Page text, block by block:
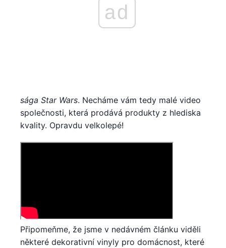
ad
sága Star Wars. Necháme vám tedy malé video
společnosti, která prodává produkty z hlediska
kvality. Opravdu velkolepé!
Připomeňme, že jsme v nedávném článku viděli
některé dekorativní vinyly pro domácnost, které